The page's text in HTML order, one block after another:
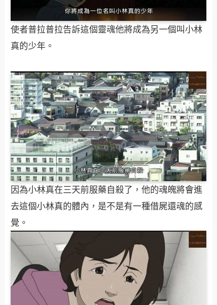
使者普拉普拉告訴這個靈魂他將成為另一個叫小林
真的少年。
因為小林真在三天前服藥自殺了，他的魂魄將會進
去這個小林真的體內，是不是有一種借屍還魂的感
覺。